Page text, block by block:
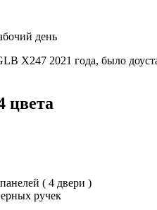
день
X247 2021 года, было
цвета
( 4 двери )
ручек